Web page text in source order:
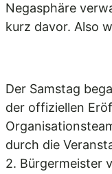
Negasphäre
kurz davor. Also
Der Samstag
der offiziellen
durch die
2. Bürgermeister